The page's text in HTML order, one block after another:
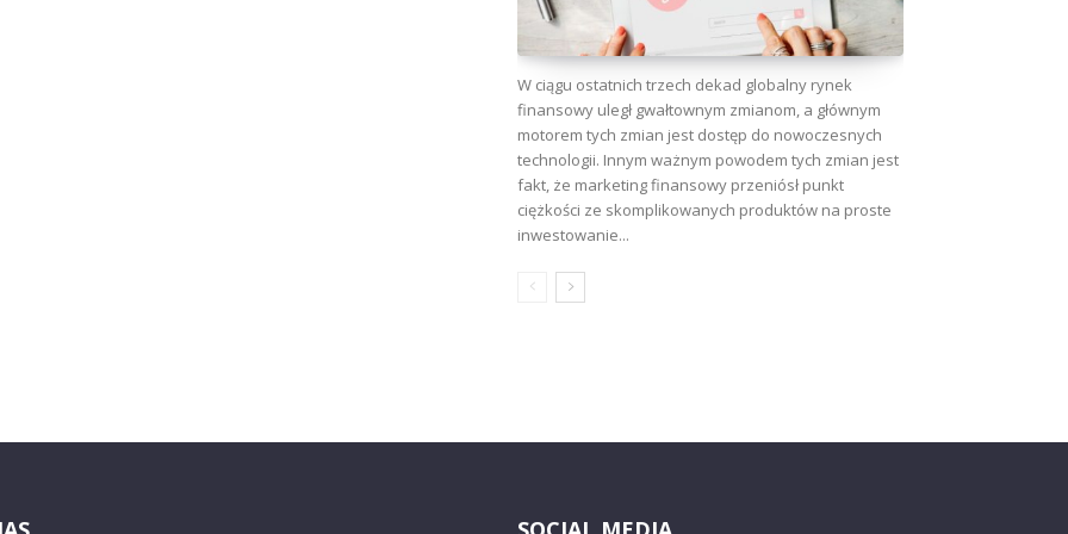
W ciągu ostatnich trzech dekad globalny rynek
finansowy uległ gwałtownym zmianom, a głównym
motorem tych zmian jest dostęp do nowoczesnych
technologii. Innym ważnym powodem tych zmian jest
fakt, że marketing finansowy przeniósł punkt
ciężkości ze skomplikowanych produktów na proste
inwestowanie...